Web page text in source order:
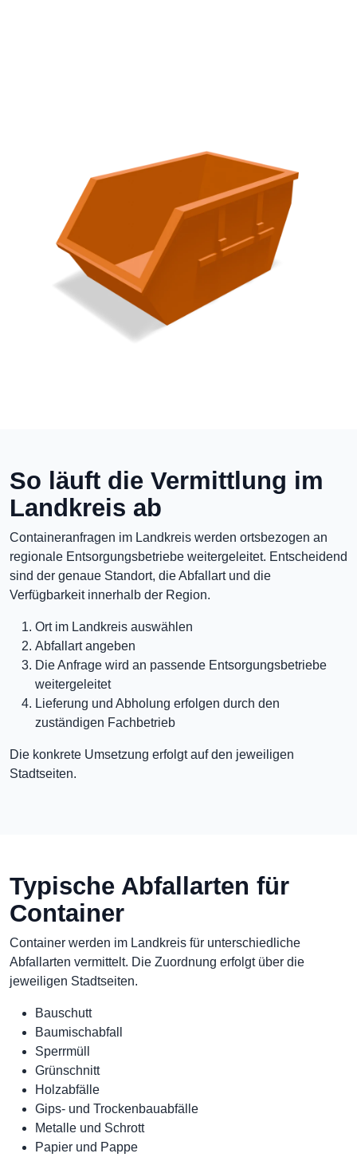
So läuft die Vermittlung im
Landkreis ab
Containeranfragen im Landkreis werden ortsbezogen an
regionale Entsorgungsbetriebe weitergeleitet. Entscheidend
sind der genaue Standort, die Abfallart und die
Verfügbarkeit innerhalb der Region.
Ort im Landkreis auswählen
Abfallart angeben
Die Anfrage wird an passende Entsorgungsbetriebe
weitergeleitet
Lieferung und Abholung erfolgen durch den
zuständigen Fachbetrieb
Die konkrete Umsetzung erfolgt auf den jeweiligen
Stadtseiten.
Typische Abfallarten für
Container
Container werden im Landkreis für unterschiedliche
Abfallarten vermittelt. Die Zuordnung erfolgt über die
jeweiligen Stadtseiten.
Bauschutt
Baumischabfall
Sperrmüll
Grünschnitt
Holzabfälle
Gips- und Trockenbauabfälle
Metalle und Schrott
Papier und Pappe